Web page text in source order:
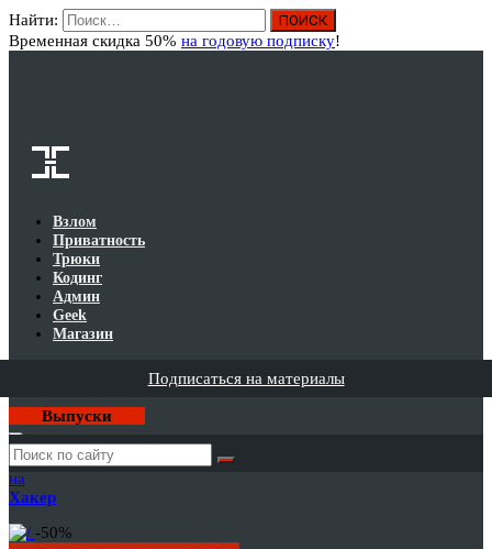
Найти:
Временная скидка 50% на годовую подписку!
Взлом
Приватность
Трюки
Кодинг
Админ
Geek
Магазин
Подписаться на материалы
Выпуски
Годовая
подписка
на
Хакер
-50%